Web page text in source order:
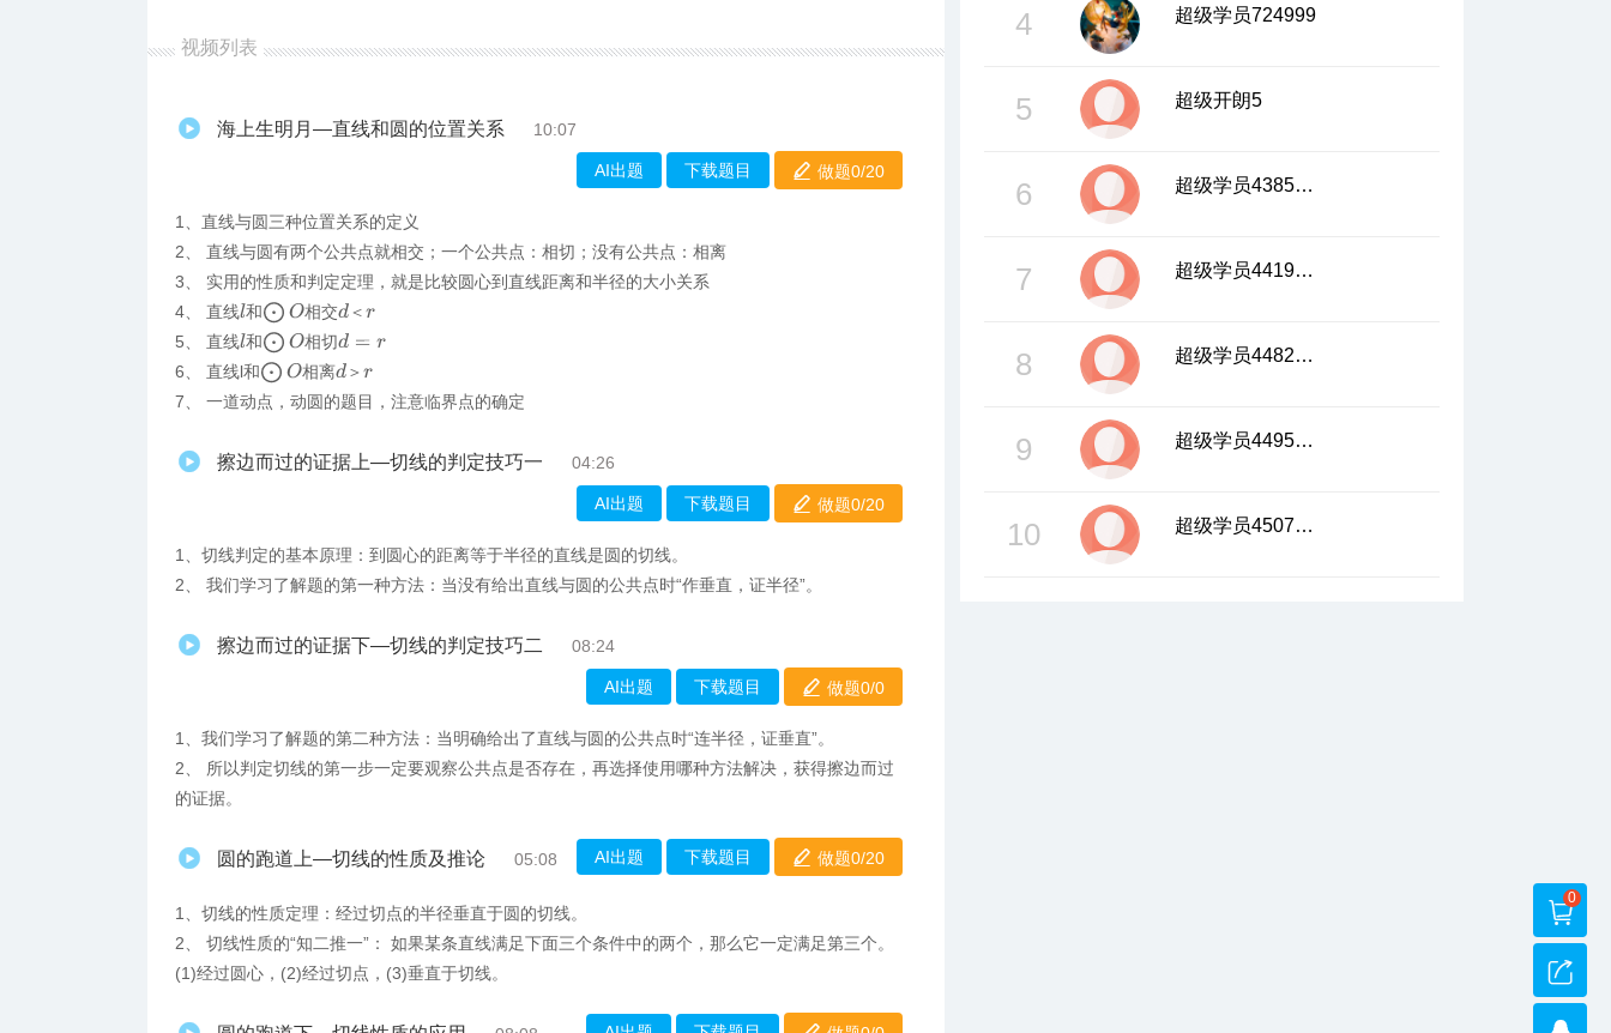
视频列表
海上生明月—直线和圆的位置关系 10:07
AI出题 下载题目 做题0/20
1、直线与圆三种位置关系的定义
2、 直线与圆有两个公共点就相交；一个公共点：相切；没有公共点：相离
3、 实用的性质和判定定理，就是比较圆心到直线距离和半径的大小关系
4、 直线l和⨀O 相交 ＜
d＜r
5、 直线l和⨀O 相切d=r
6、 直线l和⨀O 相离 ＞
d＞r
7、 一道动点，动圆的题目，注意临界点的确定
擦边而过的证据上—切线的判定技巧一 04:26
AI出题 下载题目 做题0/20
1、​切线判定的基本原理：到圆心的距离等于半径的直线是圆的切线。
2、 我们学习了解题的第一种方法：当没有给出直线与圆的公共点时“作垂直，证半径”。
擦边而过的证据下—切线的判定技巧二 08:24
AI出题 下载题目 做题0/0
1、我们学习了解题的第二种方法：当明确给出了直线与圆的公共点时“连半径，证垂直”。
2、 所以判定切线的第一步一定要观察公共点是否存在，再选择使用哪种方法解决，获得擦边而过
的证据。
圆的跑道上—切线的性质及推论 05:08 AI出题 下载题目 做题0/20
1、切线的性质定理：经过切点的半径垂直于圆的切线。
2、 切线性质的“知二推一”： 如果某条直线满足下面三个条件中的两个，那么它一定满足第三个。
(1)经过圆心，(2)经过切点，(3)垂直于切线。
4 超级学员724999
5 超级开朗5
6 超级学员4385440
7 超级学员4419530
8 超级学员4482943
9 超级学员4495348
10 超级学员4507534
0